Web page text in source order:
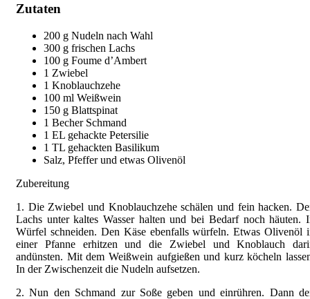
Zutaten
200 g Nudeln nach Wahl
300 g frischen Lachs
100 g Foume d’Ambert
1 Zwiebel
1 Knoblauchzehe
100 ml Weißwein
150 g Blattspinat
1 Becher Schmand
1 EL gehackte Petersilie
1 TL gehackten Basilikum
Salz, Pfeffer und etwas Olivenöl
Zubereitung
1. Die Zwiebel und Knoblauchzehe schälen und fein hacken.
Lachs unter kaltes Wasser halten und bei Bedarf noch häuten.
Würfel schneiden. Den Käse ebenfalls würfeln. Etwas Olivenöl
einer Pfanne erhitzen und die Zwiebel und Knoblauch
andünsten. Mit dem Weißwein aufgießen und kurz köcheln
In der Zwischenzeit die Nudeln aufsetzen.
2. Nun den Schmand zur Soße geben und einrühren. Dann